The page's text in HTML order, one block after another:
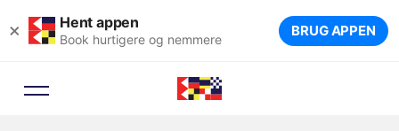
× Hent appen
Book hurtigere og nemmere BRUG APPEN